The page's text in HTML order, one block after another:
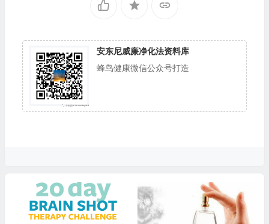
安东尼威廉净化法资料库
蜂鸟健康微信公众号打造